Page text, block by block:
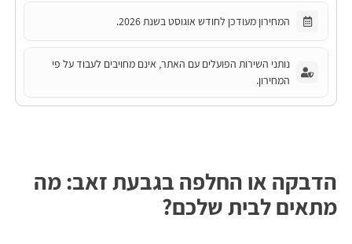
המחירון מעודכן לחודש אוגוסט בשנת 2026.
נותני השירות הפועלים עם האתר, אינם מחויבים לעבוד על פי
המחירון.
הדבקה או החלפה בגבעת זאב: מה
מתאים לבית שלכם?